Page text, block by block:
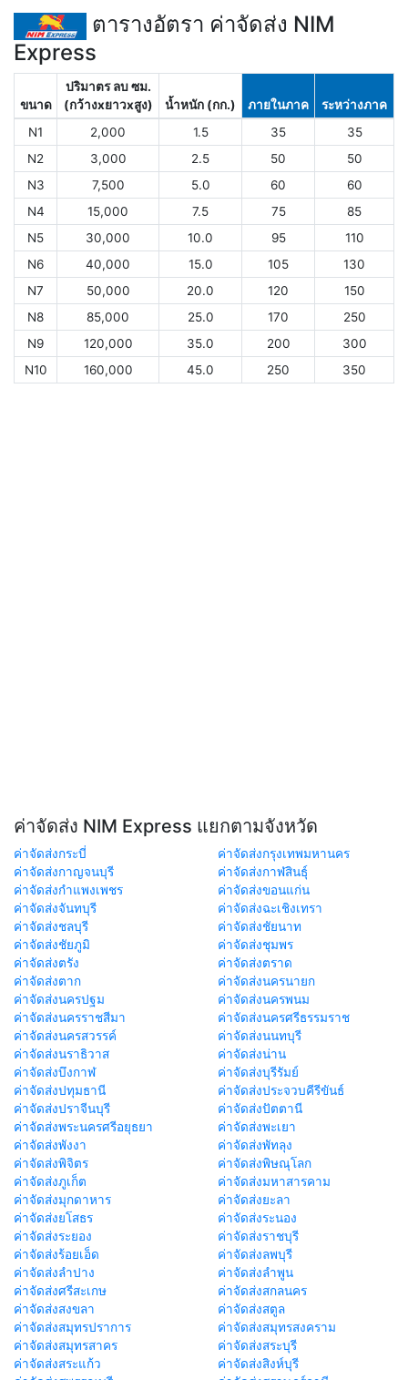
ตารางอัตรา ค่าจัดส่ง NIM
Express
ขนาด
ปริมาตร ลบ ซม.
(กว้างxยาวxสูง)
น้ำหนัก (กก.) ภายในภาค
ระหว่างภาค
N1
2,000 1.5 35
35
N2
3,000 2.5 50
50
N3
7,500 5.0 60
60
N4
15,000 7.5 75
85
N5
30,000 10.0 95
110
N6
40,000 15.0 105
130
N7
50,000 20.0 120
150
N8
85,000 25.0 170
250
N9
120,000 35.0 200
300
N10
160,000 45.0 250 350
ค่าจัดส่ง NIM Express แยกตามจังหวัด
ค่าจัดส่งกระบี่
ค่าจัดส่งกรุงเทพมหานคร
ค่าจัดส่งกาญจนบุรี
ค่าจัดส่งกาฬสินธุ์
ค่าจัดส่งกำแพงเพชร
ค่าจัดส่งขอนแก่น
ค่าจัดส่งจันทบุรี
ค่าจัดส่งฉะเชิงเทรา
ค่าจัดส่งชลบุรี
ค่าจัดส่งชัยนาท
ค่าจัดส่งชัยภูมิ
ค่าจัดส่งชุมพร
ค่าจัดส่งตรัง
ค่าจัดส่งตราด
ค่าจัดส่งตาก
ค่าจัดส่งนครนายก
ค่าจัดส่งนครปฐม
ค่าจัดส่งนครพนม
ค่าจัดส่งนครราชสีมา
ค่าจัดส่งนครศรีธรรมราช
ค่าจัดส่งนครสวรรค์
ค่าจัดส่งนนทบุรี
ค่าจัดส่งนราธิวาส
ค่าจัดส่งน่าน
ค่าจัดส่งบึงกาฬ
ค่าจัดส่งบุรีรัมย์
ค่าจัดส่งปทุมธานี
ค่าจัดส่งประจวบคีรีขันธ์
ค่าจัดส่งปราจีนบุรี
ค่าจัดส่งปัตตานี
ค่าจัดส่งพระนครศรีอยุธยา
ค่าจัดส่งพะเยา
ค่าจัดส่งพังงา
ค่าจัดส่งพัทลุง
ค่าจัดส่งพิจิตร
ค่าจัดส่งพิษณุโลก
ค่าจัดส่งภูเก็ต
ค่าจัดส่งมหาสารคาม
ค่าจัดส่งมุกดาหาร
ค่าจัดส่งยะลา
ค่าจัดส่งยโสธร
ค่าจัดส่งระนอง
ค่าจัดส่งระยอง
ค่าจัดส่งราชบุรี
ค่าจัดส่งร้อยเอ็ด
ค่าจัดส่งลพบุรี
ค่าจัดส่งลำปาง
ค่าจัดส่งลำพูน
ค่าจัดส่งศรีสะเกษ
ค่าจัดส่งสกลนคร
ค่าจัดส่งสงขลา
ค่าจัดส่งสตูล
ค่าจัดส่งสมุทรปราการ
ค่าจัดส่งสมุทรสงคราม
ค่าจัดส่งสมุทรสาคร
ค่าจัดส่งสระบุรี
ค่าจัดส่งสระแก้ว
ค่าจัดส่งสิงห์บุรี